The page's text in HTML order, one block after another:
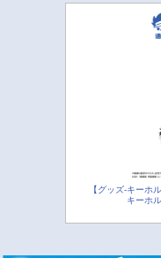
【グッズ-キーホ
キーホ